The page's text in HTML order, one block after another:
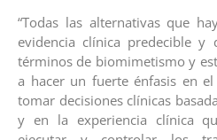
“Todas las alternativas que
evidencia clínica predecible y
términos de biomimetismo y
a hacer un fuerte énfasis en
tomar decisiones clínicas
y en la experiencia clínica